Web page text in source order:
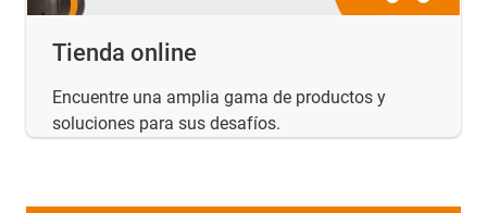
Tienda online
Encuentre una amplia gama de productos y
soluciones para sus desafíos.